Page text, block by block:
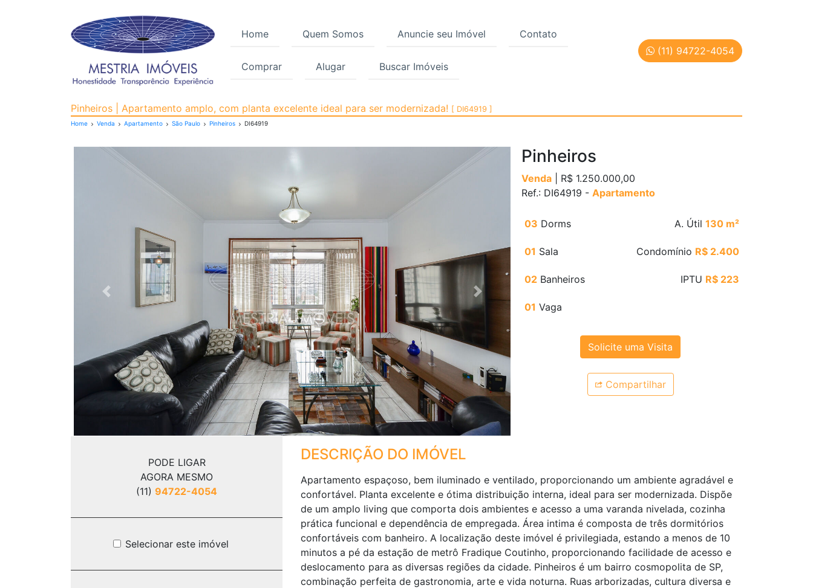
Home Quem Somos Anuncie seu Imóvel Contato
Comprar Alugar Buscar Imóveis
(11) 94722-4054
Apartamento para Venda, Pinheiros, São Paulo | Cód: DI64919
Pinheiros | Apartamento amplo, com planta excelente ideal para ser modernizada! [ DI64919 ]
Home Venda Apartamento São Paulo Pinheiros DI64919
Previous Next
Pinheiros
Venda | R$ 1.250.000,00
Ref.: DI64919 - Apartamento
03 Dorms
01 Sala
02 Banheiros
01 Vaga
A. Útil 130 m²
Condomínio R$ 2.400
IPTU R$ 223
Solicite uma Visita
Compartilhar
PODE LIGAR
AGORA MESMO
(11) 94722-4054
Selecionar este imóvel
DESCRIÇÃO DO IMÓVEL
Apartamento espaçoso, bem iluminado e ventilado, proporcionando um ambiente agradável e
confortável. Planta excelente e ótima distribuição interna, ideal para ser modernizada. Dispõe
de um amplo living que comporta dois ambientes e acesso a uma varanda nivelada, cozinha
prática funcional e dependência de empregada. Área intima é composta de três dormitórios
confortáveis com banheiro. A localização deste imóvel é privilegiada, estando a menos de 10
minutos a pé da estação de metrô Fradique Coutinho, proporcionando facilidade de acesso e
deslocamento para as diversas regiões da cidade. Pinheiros é um bairro cosmopolita de SP,
combinação perfeita de gastronomia, arte e vida noturna. Ruas arborizadas, cultura diversa e